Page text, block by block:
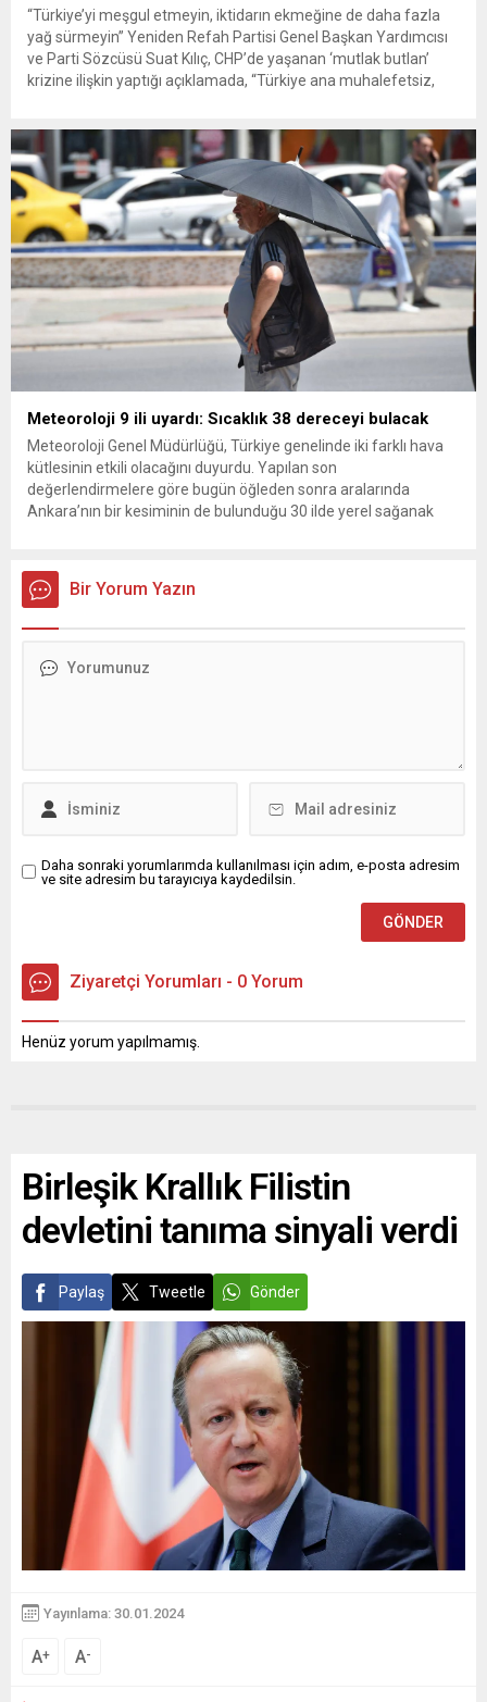
“Türkiye’yi meşgul etmeyin, iktidarın ekmeğine de daha fazla
yağ sürmeyin” Yeniden Refah Partisi Genel Başkan Yardımcısı
ve Parti Sözcüsü Suat Kılıç, CHP’de yaşanan ‘mutlak butlan’
krizine ilişkin yaptığı açıklamada, “Türkiye ana muhalefetsiz,
olun. Türkiye’yi...
Meteoroloji 9 ili uyardı: Sıcaklık 38 dereceyi bulacak
Meteoroloji Genel Müdürlüğü, Türkiye genelinde iki farklı hava
kütlesinin etkili olacağını duyurdu. Yapılan son
değerlendirmelere göre bugün öğleden sonra aralarında
Ankara’nın bir kesiminin de bulunduğu 30 ilde yerel sağanak
üzerine çıkarak yaz değerlerine ulaşacak. Ayrıca...
Bir Yorum Yazın
Daha sonraki yorumlarımda kullanılması için adım, e-posta adresim
ve site adresim bu tarayıcıya kaydedilsin.
Ziyaretçi Yorumları - 0 Yorum
Henüz yorum yapılmamış.
Birleşik Krallık Filistin
devletini tanıma sinyali verdi
Paylaş Tweetle Gönder
Yayınlama: 30.01.2024
A+ A-